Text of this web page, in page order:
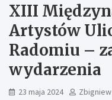
XIII
Artystów
Radomiu –
wydarzenia
23 maja 2024